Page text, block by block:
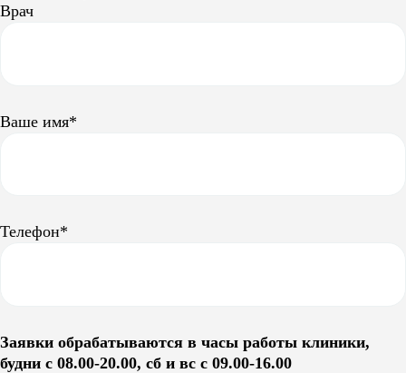
Врач
Ваше имя*
Телефон*
Заявки обрабатываются в часы работы клиники,
будни с 08.00-20.00, сб и вс с 09.00-16.00